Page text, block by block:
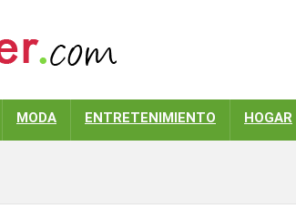
MODA ENTRETENIMIENTO HOGAR